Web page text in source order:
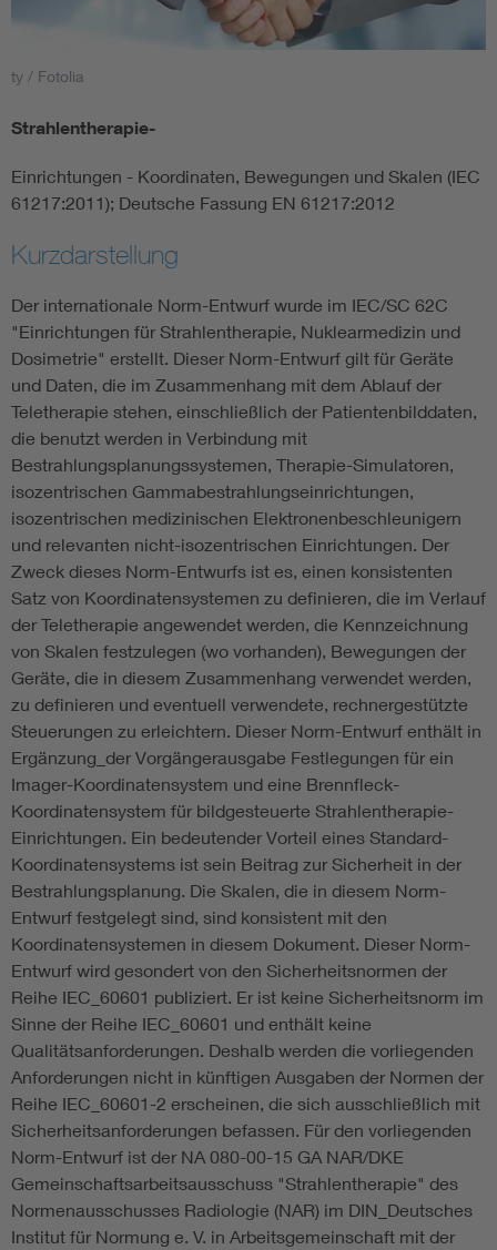
DIN VDE 0100 für sichere Elektroinstallationen
Elektrofachkraft (EFK)
ty / Fotolia
Strahlentherapie-
Einrichtungen - Koordinaten, Bewegungen und Skalen (IEC
61217:2011); Deutsche Fassung EN 61217:2012
Kurzdarstellung
Der internationale Norm-Entwurf wurde im IEC/SC 62C
"Einrichtungen für Strahlentherapie, Nuklearmedizin und
Dosimetrie" erstellt. Dieser Norm-Entwurf gilt für Geräte
und Daten, die im Zusammenhang mit dem Ablauf der
Teletherapie stehen, einschließlich der Patientenbilddaten,
die benutzt werden in Verbindung mit
Bestrahlungsplanungssystemen, Therapie-Simulatoren,
isozentrischen Gammabestrahlungseinrichtungen,
isozentrischen medizinischen Elektronenbeschleunigern
und relevanten nicht-isozentrischen Einrichtungen. Der
Zweck dieses Norm-Entwurfs ist es, einen konsistenten
Satz von Koordinatensystemen zu definieren, die im Verlauf
der Teletherapie angewendet werden, die Kennzeichnung
von Skalen festzulegen (wo vorhanden), Bewegungen der
Geräte, die in diesem Zusammenhang verwendet werden,
zu definieren und eventuell verwendete, rechnergestützte
Steuerungen zu erleichtern. Dieser Norm-Entwurf enthält in
Ergänzung_der Vorgängerausgabe Festlegungen für ein
Imager-Koordinatensystem und eine Brennfleck-
Koordinatensystem für bildgesteuerte Strahlentherapie-
Einrichtungen. Ein bedeutender Vorteil eines Standard-
Koordinatensystems ist sein Beitrag zur Sicherheit in der
Bestrahlungsplanung. Die Skalen, die in diesem Norm-
Entwurf festgelegt sind, sind konsistent mit den
Koordinatensystemen in diesem Dokument. Dieser Norm-
Entwurf wird gesondert von den Sicherheitsnormen der
Reihe IEC_60601 publiziert. Er ist keine Sicherheitsnorm im
Sinne der Reihe IEC_60601 und enthält keine
Qualitätsanforderungen. Deshalb werden die vorliegenden
Anforderungen nicht in künftigen Ausgaben der Normen der
Reihe IEC_60601-2 erscheinen, die sich ausschließlich mit
Sicherheitsanforderungen befassen. Für den vorliegenden
Norm-Entwurf ist der NA 080-00-15 GA NAR/DKE
Gemeinschaftsarbeitsausschuss "Strahlentherapie" des
Normenausschusses Radiologie (NAR) im DIN_Deutsches
Institut für Normung e. V. in Arbeitsgemeinschaft mit der